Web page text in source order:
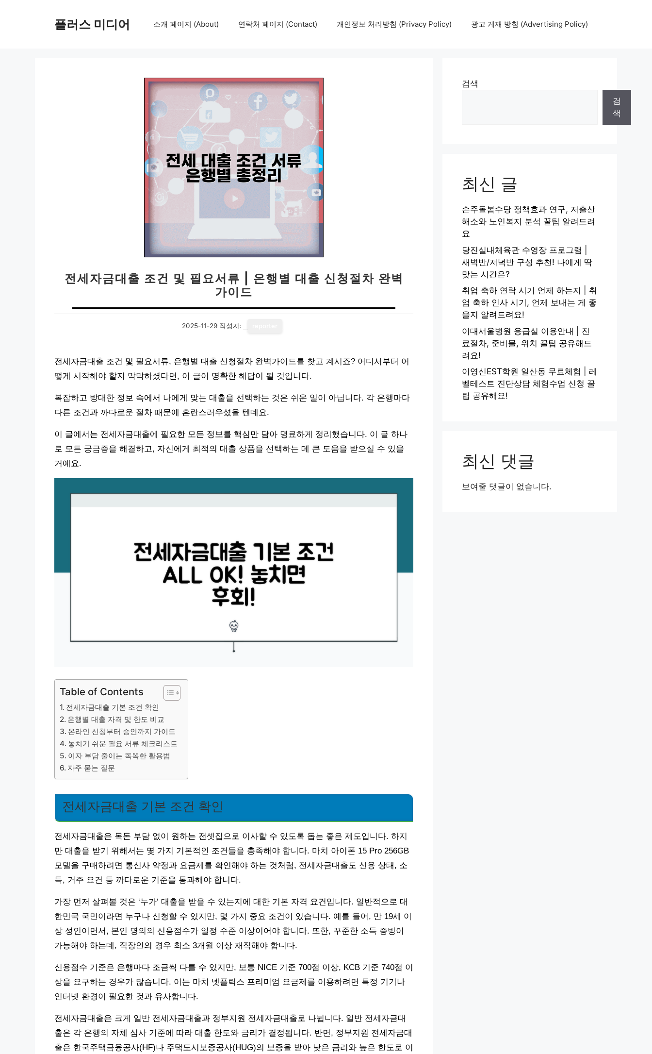
플러스 미디어 소개 페이지 (About) 연락처 페이지 (Contact) 개인정보 처리방침 (Privacy Policy) 광고 게재 방침 (Advertising Policy)
전세자금대출 조건 및 필요서류 | 은행별 대출 신청절차 완벽
가이드
2025-11-29 작성자:
전세자금대출 조건 및 필요서류, 은행별 대출 신청절차 완벽가이드를 찾고 계시죠? 어디서부터 어
떻게 시작해야 할지 막막하셨다면, 이 글이 명확한 해답이 될 것입니다.
복잡하고 방대한 정보 속에서 나에게 맞는 대출을 선택하는 것은 쉬운 일이 아닙니다. 각 은행마다
다른 조건과 까다로운 절차 때문에 혼란스러우셨을 텐데요.
이 글에서는 전세자금대출에 필요한 모든 정보를 핵심만 담아 명료하게 정리했습니다. 이 글 하나
로 모든 궁금증을 해결하고, 자신에게 최적의 대출 상품을 선택하는 데 큰 도움을 받으실 수 있을
거예요.
Table of Contents
전세자금대출 기본 조건 확인
은행별 대출 자격 및 한도 비교
온라인 신청부터 승인까지 가이드
놓치기 쉬운 필요 서류 체크리스트
이자 부담 줄이는 똑똑한 활용법
자주 묻는 질문
전세자금대출 기본 조건 확인
전세자금대출은 목돈 부담 없이 원하는 전셋집으로 이사할 수 있도록 돕는 좋은 제도입니다. 하지
만 대출을 받기 위해서는 몇 가지 기본적인 조건들을 충족해야 합니다. 마치 아이폰 15 Pro 256GB
모델을 구매하려면 통신사 약정과 요금제를 확인해야 하는 것처럼, 전세자금대출도 신용 상태, 소
득, 거주 요건 등 까다로운 기준을 통과해야 합니다.
가장 먼저 살펴볼 것은 ‘누가’ 대출을 받을 수 있는지에 대한 기본 자격 요건입니다. 일반적으로 대
한민국 국민이라면 누구나 신청할 수 있지만, 몇 가지 중요 조건이 있습니다. 예를 들어, 만 19세 이
상 성인이면서, 본인 명의의 신용점수가 일정 수준 이상이어야 합니다. 또한, 꾸준한 소득 증빙이
가능해야 하는데, 직장인의 경우 최소 3개월 이상 재직해야 합니다.
신용점수 기준은 은행마다 조금씩 다를 수 있지만, 보통 NICE 기준 700점 이상, KCB 기준 740점 이
상을 요구하는 경우가 많습니다. 이는 마치 넷플릭스 프리미엄 요금제를 이용하려면 특정 기기나
인터넷 환경이 필요한 것과 유사합니다.
전세자금대출은 크게 일반 전세자금대출과 정부지원 전세자금대출로 나뉩니다. 일반 전세자금대
출은 각 은행의 자체 심사 기준에 따라 대출 한도와 금리가 결정됩니다. 반면, 정부지원 전세자금대
출은 한국주택금융공사(HF)나 주택도시보증공사(HUG)의 보증을 받아 낮은 금리와 높은 한도로 이
검색
검
색
최신 글
손주돌봄수당 정책효과 연구, 저출산
해소와 노인복지 분석 꿀팁 알려드려
요
당진실내체육관 수영장 프로그램 |
새벽반/저녁반 구성 추천! 나에게 딱
맞는 시간은?
취업 축하 연락 시기 언제 하는지 | 취
업 축하 인사 시기, 언제 보내는 게 좋
을지 알려드려요!
이대서울병원 응급실 이용안내 | 진
료절차, 준비물, 위치 꿀팁 공유해드
려요!
이영신EST학원 일산동 무료체험 | 레
벨테스트 진단상담 체험수업 신청 꿀
팁 공유해요!
최신 댓글
보여줄 댓글이 없습니다.